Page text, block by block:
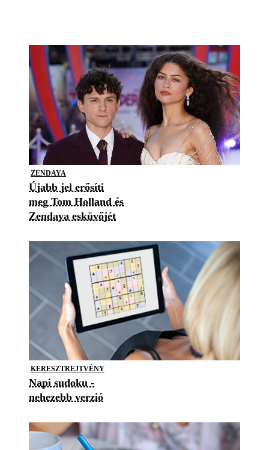
ZENDAYA
Újabb jel erősíti
meg Tom Holland és
Zendaya esküvőjét
KERESZTREJTVÉNY
Napi sudoku -
nehezebb verzió